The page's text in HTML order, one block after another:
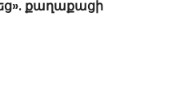
քաղաքացի